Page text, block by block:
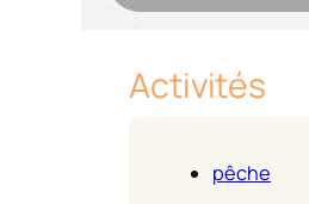
Activités
pêche